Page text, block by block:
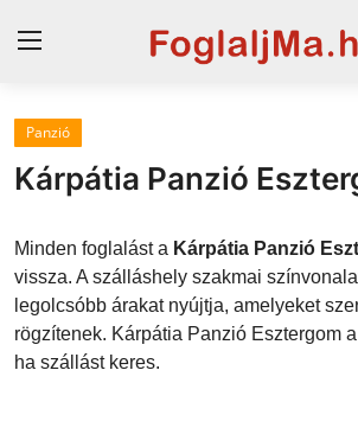
Magyarország
Horvát tengerpart
Szállások a Balatonon
Horvátország
Blog
Panzió
Kárpátia Panzió
Minden foglalást a Kárpátia Panzió
vissza. A szálláshely szakmai
legolcsóbb árakat nyújtja, amelyeket
rögzítenek. Kárpátia Panzió Esztergom
ha szállást keres.